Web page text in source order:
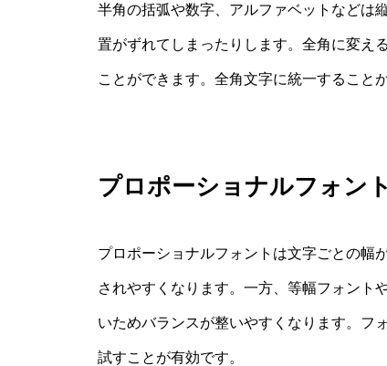
半角の括弧や数字、アルファベットなどは
置がずれてしまったりします。全角に変え
ことができます。全角文字に統一すること
プロポーショナルフォン
プロポーショナルフォントは文字ごとの幅
されやすくなります。一方、等幅フォント
いためバランスが整いやすくなります。フ
試すことが有効です。